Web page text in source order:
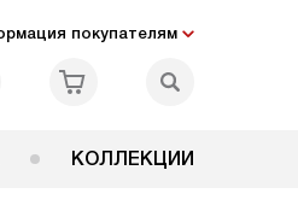
покупателям
КОЛЛЕКЦИИ